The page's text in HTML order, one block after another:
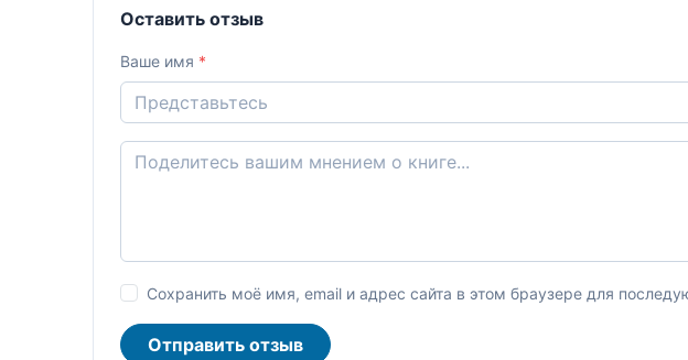
Оставить отзыв
Ваше имя *
Сохранить моё имя, email и адрес сайта в этом браузере для
Отправить отзыв